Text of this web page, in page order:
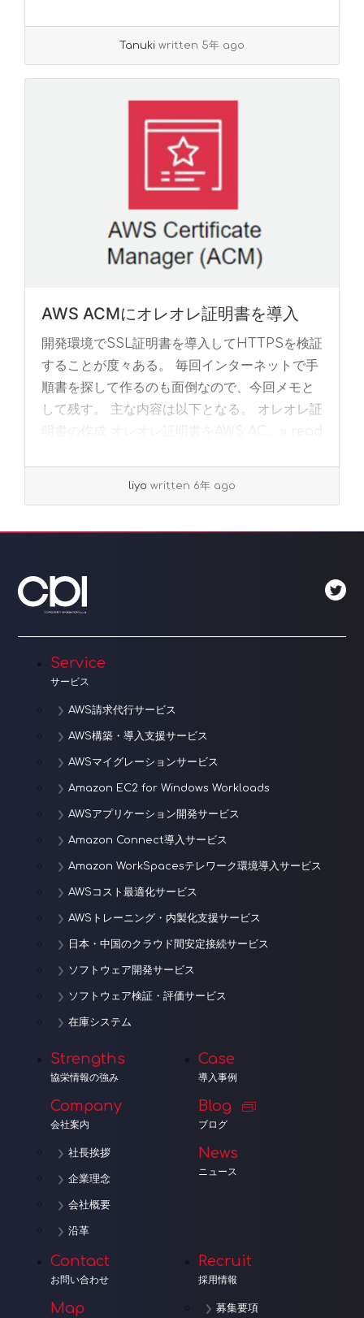
Tanuki written 5年 ago
AWS ACMにオレオレ証明書を導入
開発環境でSSL証明書を導入してHTTPSを検証
することが度々ある。 毎回インターネットで手
順書を探して作るのも面倒なので、今回メモと
して残す。 主な内容は以下となる。 オレオレ証
read
liyo written 6年 ago
Service
サービス
AWS請求代行サービス
AWS構築・導入支援サービス
AWSマイグレーションサービス
Amazon EC2 for Windows Workloads
AWSアプリケーション開発サービス
Amazon Connect導入サービス
Amazon WorkSpacesテレワーク環境導入サービス
AWSコスト最適化サービス
AWSトレーニング・内製化支援サービス
日本・中国のクラウド間安定接続サービス
ソフトウェア開発サービス
ソフトウェア検証・評価サービス
在庫システム
Strengths
協栄情報の強み
Company
会社案内
社長挨拶
企業理念
会社概要
沿革
Case
導入事例
Blog
ブログ
News
ニュース
Contact
お問い合わせ
Map
Recruit
採用情報
募集要項